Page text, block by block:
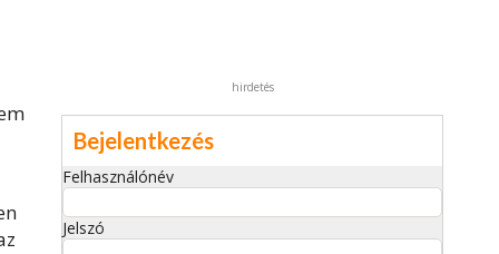
hirdetés
Bejelentkezés
Felhasználónév
Jelszó